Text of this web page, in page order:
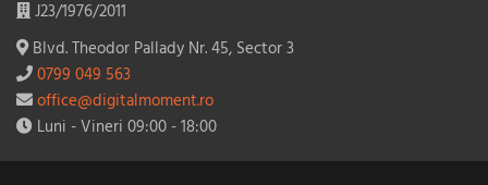
J23/1976/2011
Blvd. Theodor Pallady Nr. 45, Sector 3
0799 049 563
office@digitalmoment.ro
Luni - Vineri 09:00 - 18:00